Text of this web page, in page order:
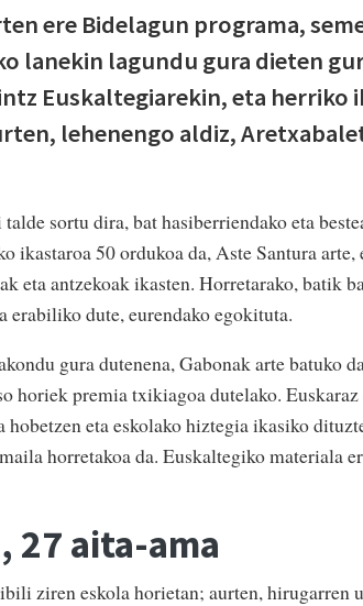
ere Bidelagun programa,
lanekin lagundu gura dieten
Euskaltegiarekin, eta
lehenengo aldiz,
sortu dira, bat hasiberriendako eta
ikastaroa 50 ordukoa da, Aste Santura
eta antzekoak ikasten. Horretarako, batik
erabiliko dute, eurendako egokituta.
gura dutenena, Gabonak arte batuko
horiek premia txikiagoa dutelako.
hobetzen eta eskolako hiztegia ikasiko
horretakoa da. Euskaltegiko materiala
27 aita-ama
ziren eskola horietan; aurten, hirugarren